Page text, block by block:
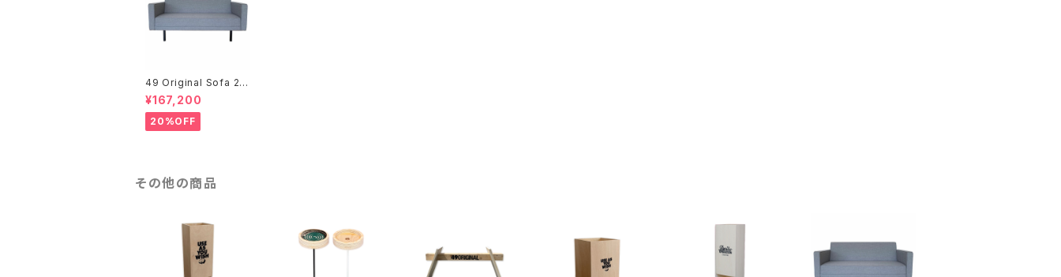
49 Original Sofa 2.5
Sheet
¥167,200
20%OFF
その他の商品